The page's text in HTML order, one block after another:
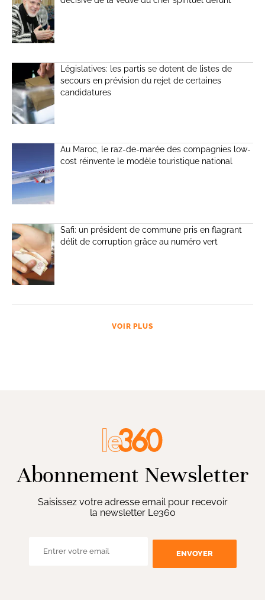
Législatives: les partis se dotent de listes de
secours en prévision du rejet de certaines
candidatures
Au Maroc, le raz-de-marée des compagnies low-
cost réinvente le modèle touristique national
Safi: un président de commune pris en flagrant
délit de corruption grâce au numéro vert
VOIR PLUS
Abonnement Newsletter
Saisissez votre adresse email pour recevoir
la newsletter Le360
ENVOYER